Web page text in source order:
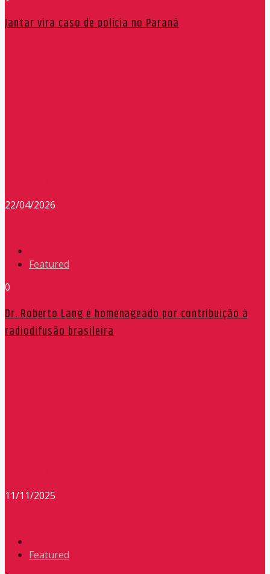
Jantar vira caso de polícia no Paraná
22/04/2026
Featured
0
Dr. Roberto Lang é homenageado por contribuição à
radiodifusão brasileira
11/11/2025
Featured